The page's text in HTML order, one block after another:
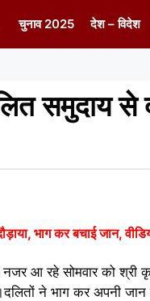
चुनाव 2025 देश – विदेश
भाग कर बचाई जान,
आ रहे सोमवार को श्री
ने भाग कर अपनी जान